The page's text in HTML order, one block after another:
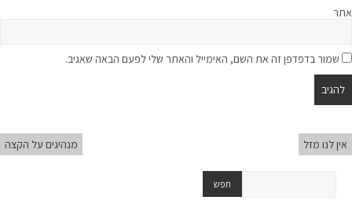
אתר
שמור בדפדפן זה את השם, האימייל והאתר שלי לפעם הבאה שאגיב.
אין לנו מזל מנהיגים על הקצה